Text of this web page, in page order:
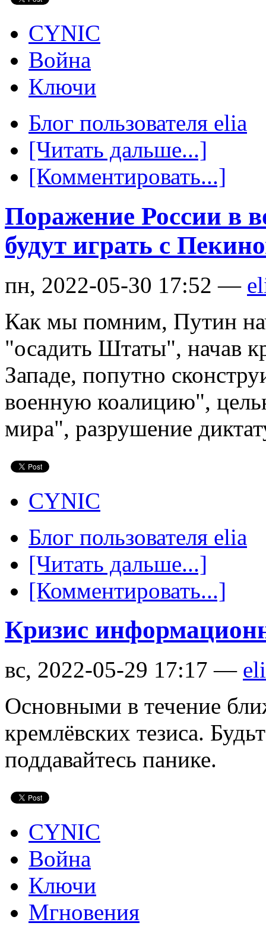
CYNIC
Война
Ключи
Блог пользователя elia
[Читать дальше...]
[Комментировать...]
Поражение России в
будут играть с
пн, 2022-05-30 17:52 —
Как мы помним, Путин
"осадить Штаты", начав
Западе, попутно
военную коалицию",
мира", разрушение
CYNIC
Блог пользователя elia
[Читать дальше...]
[Комментировать...]
Кризис
вс, 2022-05-29 17:17 —
Основными в течение
кремлёвских тезиса.
поддавайтесь панике.
CYNIC
Война
Ключи
Мгновения